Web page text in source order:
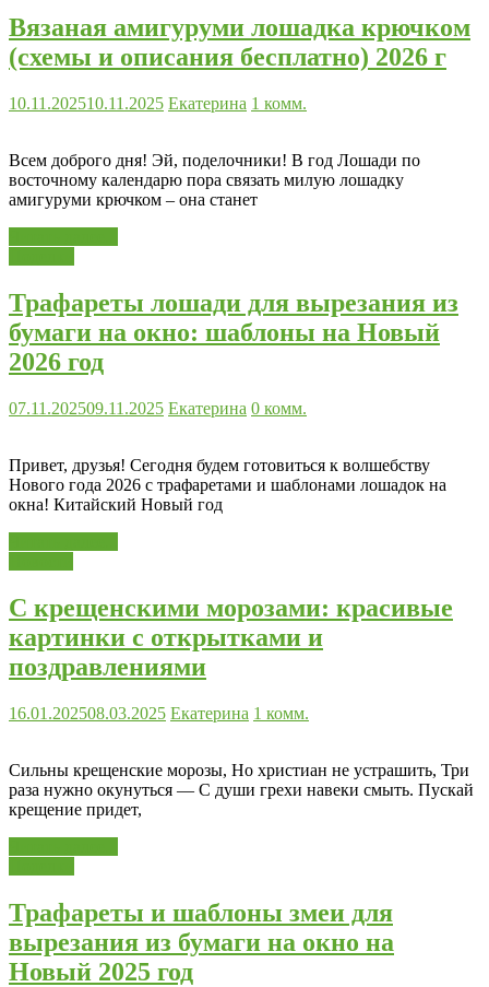
Вязаная амигуруми лошадка крючком
(схемы и описания бесплатно) 2026 г
10.11.202510.11.2025 Екатерина 1 комм.
Всем доброго дня! Эй, поделочники! В год Лошади по
восточному календарю пора связать милую лошадку
амигуруми крючком – она станет
Трафареты лошади для вырезания из
бумаги на окно: шаблоны на Новый
2026 год
07.11.202509.11.2025 Екатерина 0 комм.
Привет, друзья! Сегодня будем готовиться к волшебству
Нового года 2026 с трафаретами и шаблонами лошадок на
окна! Китайский Новый год
С крещенскими морозами: красивые
картинки с открытками и
поздравлениями
16.01.202508.03.2025 Екатерина 1 комм.
Сильны крещенские морозы, Но христиан не устрашить, Три
раза нужно окунуться — С души грехи навеки смыть. Пускай
крещение придет,
Трафареты и шаблоны змеи для
вырезания из бумаги на окно на
Новый 2025 год